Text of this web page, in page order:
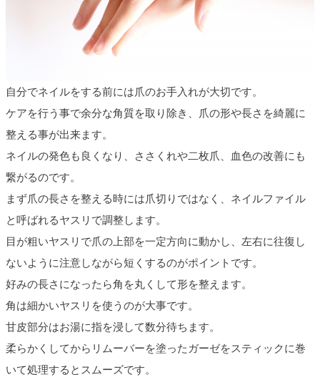
自分でネイルをする前には爪のお手入れが大切です。
ケアを行う事で余分な角質を取り除き、爪の形や長さを綺麗に
整える事が出来ます。
ネイルの発色も良くなり、ささくれや二枚爪、血色の改善にも
繋がるのです。
まず爪の長さを整える時には爪切りではなく、ネイルファイル
と呼ばれるヤスリで調整します。
目が粗いヤスリで爪の上部を一定方向に動かし、左右に往復し
ないように注意しながら短くするのがポイントです。
好みの長さになったら角を丸くして形を整えます。
角は細かいヤスリを使うのが大事です。
甘皮部分はお湯に指を浸して数分待ちます。
柔らかくしてからリムーバーを塗ったガーゼをスティックに巻
いて処理するとスムーズです。